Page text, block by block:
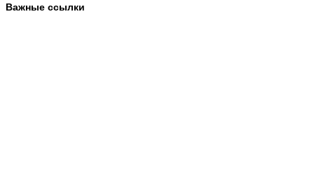
Важные ссылки